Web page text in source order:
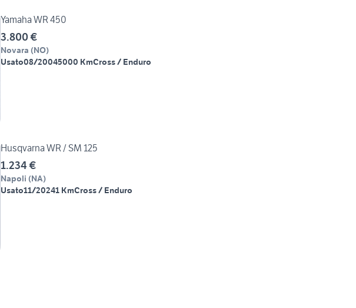
Yamaha WR 450
3.800 €
Novara (NO)
Usato08/20045000 KmCross / Enduro
Husqvarna WR / SM 125
1.234 €
Napoli (NA)
Usato11/20241 KmCross / Enduro